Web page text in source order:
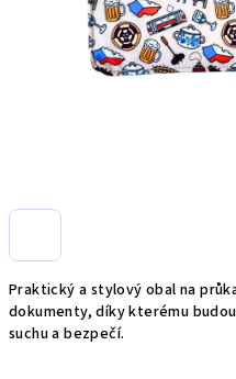
Praktický a stylový obal na
dokumenty, díky kterému
suchu a bezpečí.